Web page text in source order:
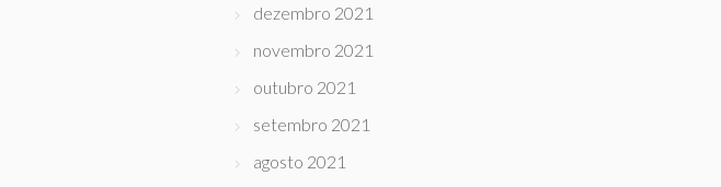
dezembro 2021
novembro 2021
outubro 2021
setembro 2021
agosto 2021